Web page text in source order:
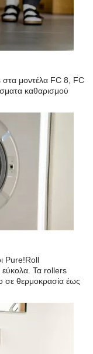
στα μοντέλα FC 8, FC
καθαρισμού
Pure!Roll
εύκολα. Τα rollers
σε θερμοκρασία έως